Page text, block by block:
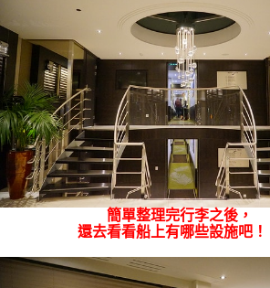
簡單整理完行李之後，
還去看看船上有哪些設施吧！